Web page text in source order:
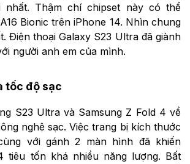
nhất. Thậm chí chipset này có thể
Bionic trên iPhone 14. Nhìn chung
Điện thoại Galaxy S23 Ultra đã giành
người anh em của mình.
tốc độ sạc
S23 Ultra và Samsung Z Fold 4 về
nghệ sạc. Việc trang bị kích thước
với gánh 2 màn hình đã khiến
tiêu tốn khá nhiều năng lượng. Bất